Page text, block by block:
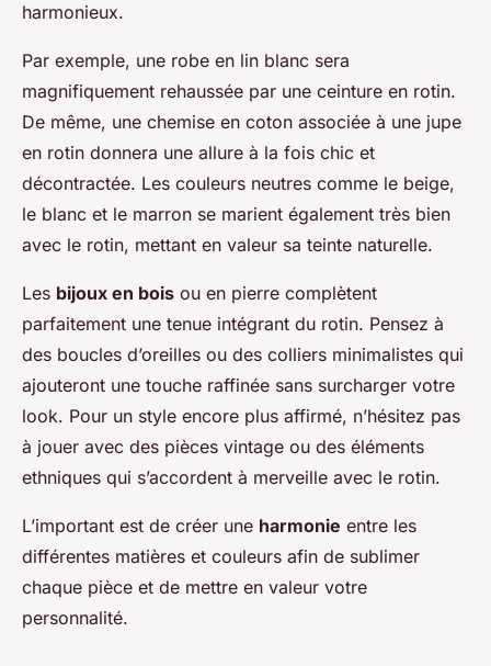
harmonieux.
Par exemple, une robe en lin blanc sera
magnifiquement rehaussée par une ceinture en rotin.
De même, une chemise en coton associée à une jupe
en rotin donnera une allure à la fois chic et
décontractée. Les couleurs neutres comme le beige,
le blanc et le marron se marient également très bien
avec le rotin, mettant en valeur sa teinte naturelle.
Les bijoux en bois ou en pierre complètent
parfaitement une tenue intégrant du rotin. Pensez à
des boucles d’oreilles ou des colliers minimalistes qui
ajouteront une touche raffinée sans surcharger votre
look. Pour un style encore plus affirmé, n’hésitez pas
à jouer avec des pièces vintage ou des éléments
ethniques qui s’accordent à merveille avec le rotin.
L’important est de créer une harmonie entre les
différentes matières et couleurs afin de sublimer
chaque pièce et de mettre en valeur votre
personnalité.